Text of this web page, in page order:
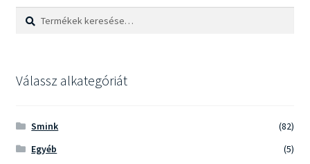
Keresés
Keresés
Válassz alkategóriát
Smink
(82)
Egyéb
(5)